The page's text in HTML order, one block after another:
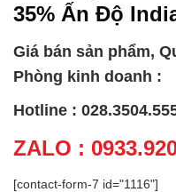
35% Ấn Độ
Giá bán sản phẩm,
Phòng kinh doanh :
Hotline :
ZALO :
[contact-form-7 id="1116"]